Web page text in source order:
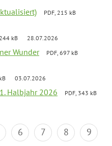
PDF, 215 kB
kB 28.07.2026
Wunder
PDF, 697 kB
03.07.2026
Halbjahr 2026
PDF, 343 kB
6 7 8
9